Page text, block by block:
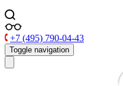
+7 (495) 790-04-43
Toggle navigation